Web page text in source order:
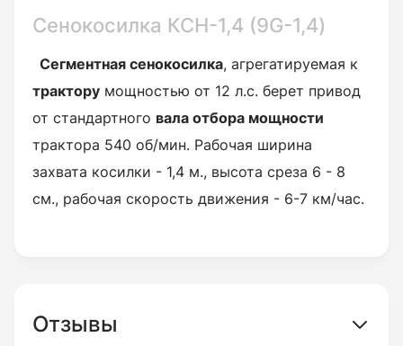
Сенокосилка КСН-1,4 (9G-1,4)
Сегментная сенокосилка, агрегатируемая к
трактору мощностью от 12 л.с. берет привод
от стандартного вала отбора мощности
трактора 540 об/мин. Рабочая ширина
захвата косилки - 1,4 м., высота среза 6 - 8
см., рабочая скорость движения - 6-7 км/час.
Отзывы